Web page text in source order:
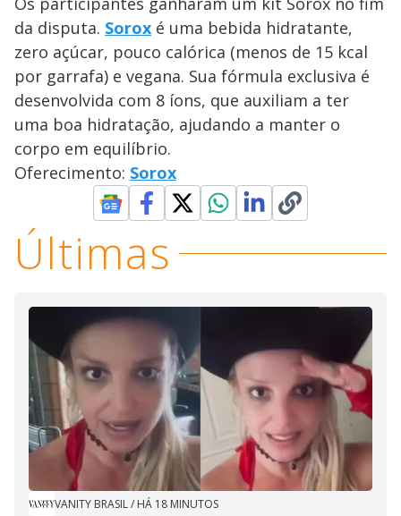
da disputa. Sorox é uma bebida hidratante,
zero açúcar, pouco calórica (menos de 15 kcal
por garrafa) e vegana. Sua fórmula exclusiva é
desenvolvida com 8 íons, que auxiliam a ter
uma boa hidratação, ajudando a manter o
corpo em equilíbrio.
Oferecimento: Sorox
Últimas
VANITY BRASIL/ HÁ 18 MINUTOS